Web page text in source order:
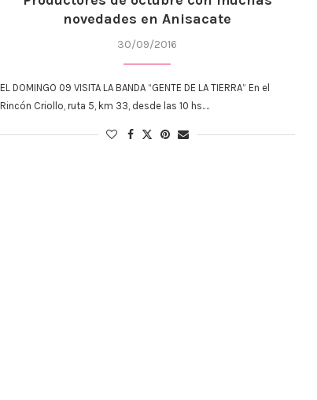
novedades en Anisacate
30/09/2016
EL DOMINGO 09 VISITA LA BANDA “GENTE DE LA TIERRA” En el
Rincón Criollo, ruta 5, km 33, desde las 10 hs.…